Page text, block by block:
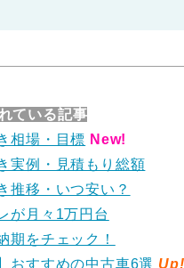
ている記事
相場・目標 New!
実例・見積もり総額
推移・いつ安い？
が月々1万円台
期をチェック！
おすすめの中古車6選 Up!